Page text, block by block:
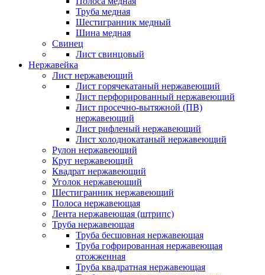
Труба медная
Шестигранник медный
Шина медная
Свинец
Лист свинцовый
Нержавейка
Лист нержавеющий
Лист горячекатаный нержавеющий
Лист перфорированный нержавеющий
Лист просечно-вытяжной (ПВ)
нержавеющий
Лист рифленый нержавеющий
Лист холоднокатаный нержавеющий
Рулон нержавеющий
Круг нержавеющий
Квадрат нержавеющий
Уголок нержавеющий
Шестигранник нержавеющий
Полоса нержавеющая
Лента нержавеющая (штрипс)
Труба нержавеющая
Труба бесшовная нержавеющая
Труба гофрированная нержавеющая
отожженная
Труба квадратная нержавеющая